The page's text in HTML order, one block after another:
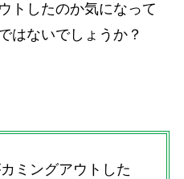
トしたのか気になって
はないでしょうか？
ミングアウトした